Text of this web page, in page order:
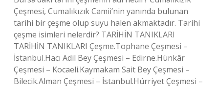
Çeşmesi, Cumalıkızık Camii’nin yanında bulunan
tarihi bir çeşme olup suyu halen akmaktadır. Tarihi
çeşme isimleri nelerdir? TARİHİN TANIKLARI
TARİHİN TANIKLARI Çeşme.Tophane Çeşmesi –
İstanbul.Hacı Adil Bey Çeşmesi – Edirne.Hünkâr
Çeşmesi – Kocaeli.Kaymakam Sait Bey Çeşmesi –
Bilecik.Alman Çeşmesi – İstanbul.Hürriyet Çeşmesi –